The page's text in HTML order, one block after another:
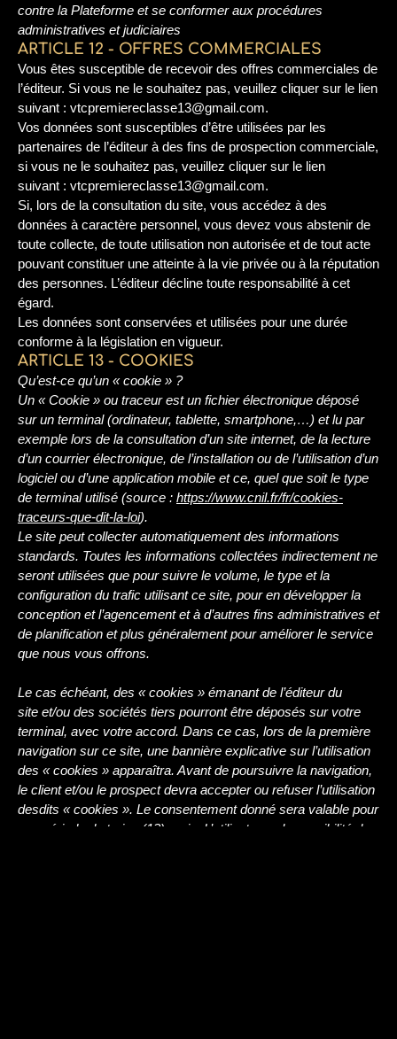
contre la Plateforme et se conformer aux procédures
administratives et judiciaires
ARTICLE 12 - OFFRES COMMERCIALES
Vous êtes susceptible de recevoir des offres commerciales de
l’éditeur. Si vous ne le souhaitez pas, veuillez cliquer sur le lien
suivant : vtcpremiereclasse13@gmail.com.
Vos données sont susceptibles d’être utilisées par les
partenaires de l’éditeur à des fins de prospection commerciale,
si vous ne le souhaitez pas, veuillez cliquer sur le lien
suivant : vtcpremiereclasse13@gmail.com.
Si, lors de la consultation du site, vous accédez à des
données à caractère personnel, vous devez vous abstenir de
toute collecte, de toute utilisation non autorisée et de tout acte
pouvant constituer une atteinte à la vie privée ou à la réputation
des personnes. L’éditeur décline toute responsabilité à cet
égard.
Les données sont conservées et utilisées pour une durée
conforme à la législation en vigueur.
ARTICLE 13 - COOKIES
Qu’est-ce qu’un « cookie » ?
Un « Cookie » ou traceur est un fichier électronique déposé
sur un terminal (ordinateur, tablette, smartphone,…) et lu par
exemple lors de la consultation d’un site internet, de la lecture
d’un courrier électronique, de l’installation ou de l’utilisation d’un
logiciel ou d’une application mobile et ce, quel que soit le type
de terminal utilisé (source : https://www.cnil.fr/fr/cookies-
traceurs-que-dit-la-loi).
Le site peut collecter automatiquement des informations
standards. Toutes les informations collectées indirectement ne
seront utilisées que pour suivre le volume, le type et la
configuration du trafic utilisant ce site, pour en développer la
conception et l’agencement et à d’autres fins administratives et
de planification et plus généralement pour améliorer le service
que nous vous offrons.
Le cas échéant, des « cookies » émanant de l’éditeur du
site et/ou des sociétés tiers pourront être déposés sur votre
terminal, avec votre accord. Dans ce cas, lors de la première
navigation sur ce site, une bannière explicative sur l’utilisation
des « cookies » apparaîtra. Avant de poursuivre la navigation,
le client et/ou le prospect devra accepter ou refuser l’utilisation
desdits « cookies ». Le consentement donné sera valable pour
une période de treize (13) mois. L’utilisateur a la possibilité de